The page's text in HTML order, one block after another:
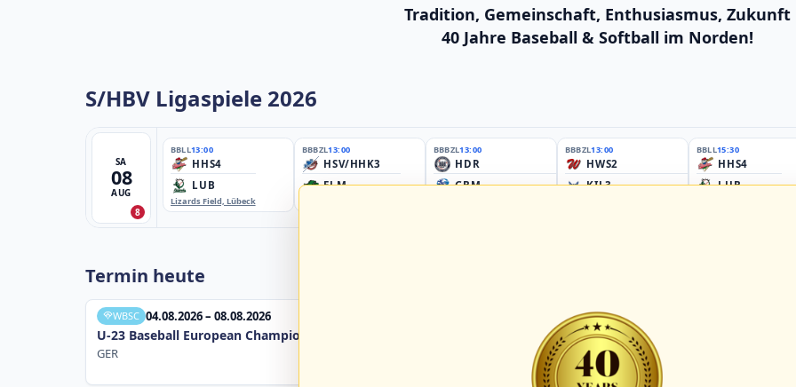
Tradition, Gemeinschaft, Enthusiasmus, Zukunft
40 Jahre Baseball & Softball im Norden!
S/HBV Ligaspiele 2026
SA
08
AUG
8
BBLL13:00
HHS4
LUB
Lizards Field, Lübeck
BBBZL13:00
HSV/HHK3
ELM
BBBZL13:00
HDR
GBM
BBBZL13:00
HWS2
KIL3
BBLL15:30
HHS4
LUB
Termin heute
WBSC 04.08.2026 – 08.08.2026
U-23 Baseball European Championship B Pool 2026 - Group Germany
GER